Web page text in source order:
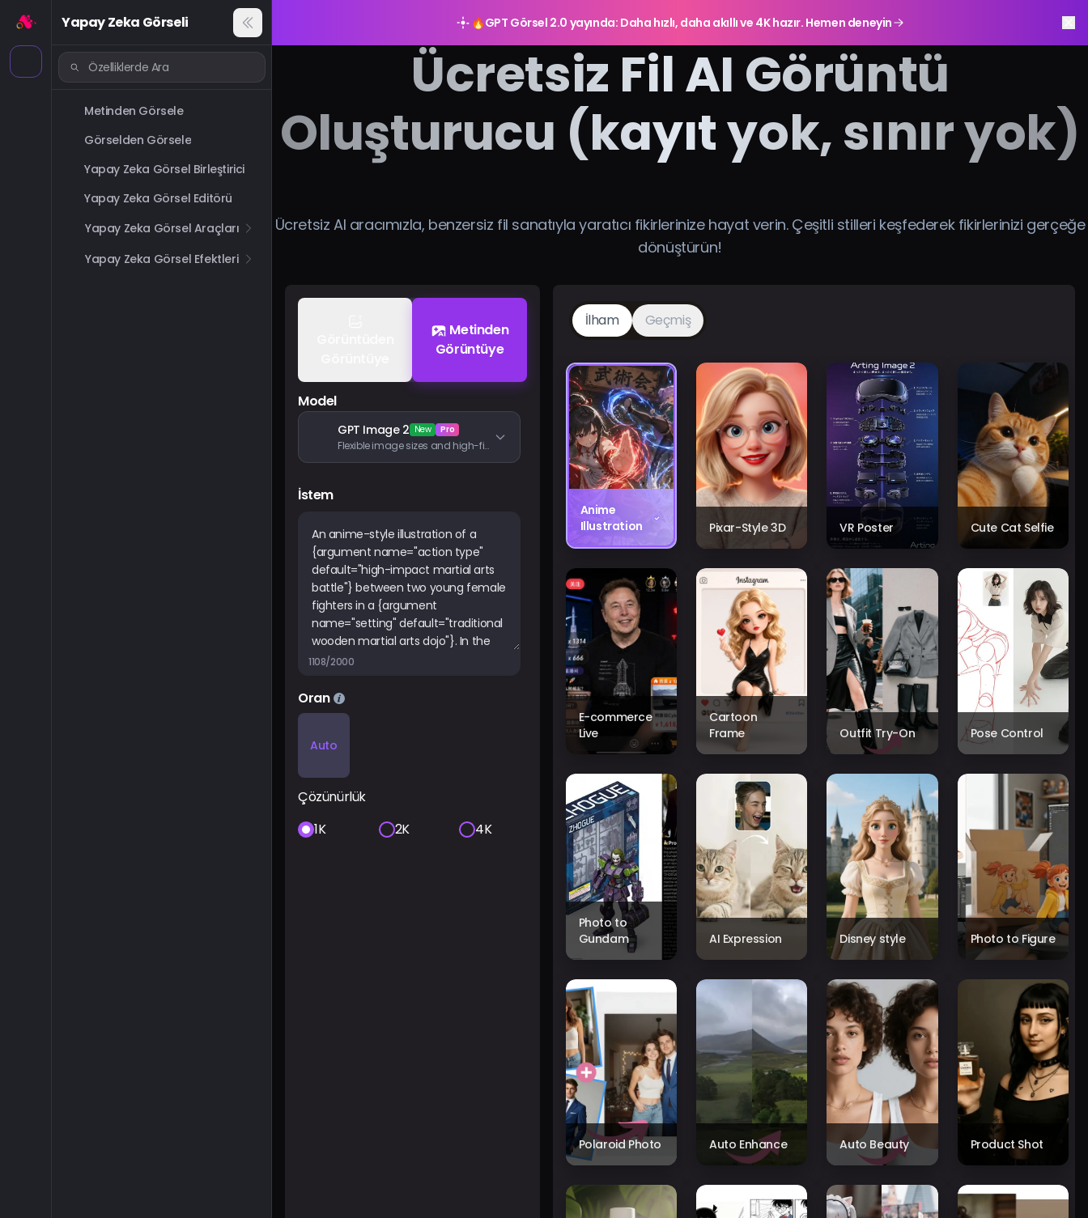
Yapay Zeka Görseli
Metinden Görsele
Görselden Görsele
Yapay Zeka Görsel Birleştirici
Yapay Zeka Görsel Editörü
Yapay Zeka Görsel Araçları
Yapay Zeka Görsel Efektleri
🔥GPT Görsel 2.0 yayında: Daha hızlı, daha akıllı ve 4K hazır. Hemen deneyin
Ücretsiz Fil AI Görüntü
Oluşturucu (kayıt yok, sınır yok)
Ücretsiz AI aracımızla, benzersiz fil sanatıyla yaratıcı fikirlerinize hayat verin. Çeşitli stilleri keşfederek fikirlerinizi gerçeğe
dönüştürün!
Metinden
Görüntüye
Model
GPT Image 2 New Pro
Flexible image sizes and high-fidelity image inputs
İstem
1108/2000
Oran
Auto
Çözünürlük
1K
2K 4K
İlham Geçmiş
Anime
Illustration
Pixar-Style 3D VR Poster Cute Cat Selfie
E-commerce
Live
Cartoon
Frame
Outfit Try-On Pose Control
Photo to
Gundam
AI Expression Disney style Photo to Figure
Polaroid Photo Auto Enhance Auto Beauty Product Shot